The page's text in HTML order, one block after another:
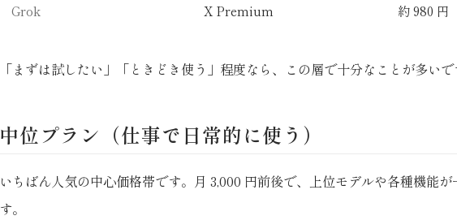
Grok X Premium 約 980 円
「まずは試したい」「ときどき使う」程度なら、この層で十分なことが多いで
中位プラン（仕事で日常的に使う）
いちばん人気の中心価格帯です。月 3,000 円前後で、上位モデルや各種機能が
す。